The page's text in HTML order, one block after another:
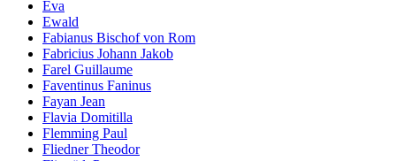
Eva
Ewald
Fabianus Bischof von Rom
Fabricius Johann Jakob
Farel Guillaume
Faventinus Faninus
Fayan Jean
Flavia Domitilla
Flemming Paul
Fliedner Theodor